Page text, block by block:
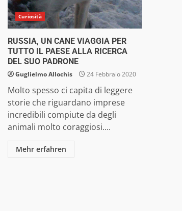
Curiosità
RUSSIA, UN CANE VIAGGIA PER
TUTTO IL PAESE ALLA RICERCA
DEL SUO PADRONE
Guglielmo Allochis 24 Febbraio 2020
Molto spesso ci capita di leggere
storie che riguardano imprese
incredibili compiute da degli
animali molto coraggiosi....
Mehr erfahren